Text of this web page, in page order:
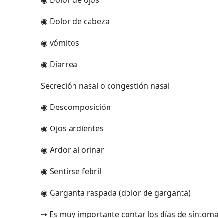
◉ Dolor de cabeza
◉ vómitos
◉ Diarrea
Secreción nasal o congestión nasal
◉ Descomposición
◉ Ojos ardientes
◉ Ardor al orinar
◉ Sentirse febril
◉ Garganta raspada (dolor de garganta)
➙ Es muy importante contar los días de